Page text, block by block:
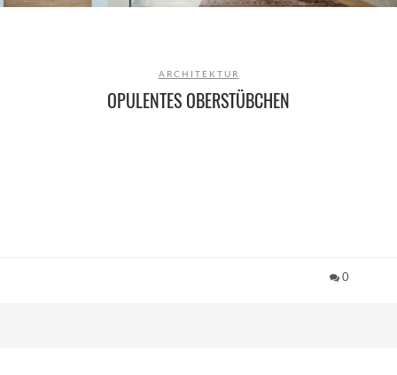
ARCHITEKTUR
OPULENTES OBERSTÜBCHEN
0